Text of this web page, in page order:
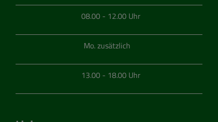
08.00 - 12.00 Uhr
Mo. zusätzlich
13.00 - 18.00 Uhr